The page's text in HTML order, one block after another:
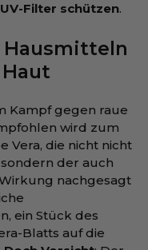
Filter schützen.
Hausmitteln
Kampf gegen raue
wird zum
Vera, die nicht nicht
der auch
nachgesagt
ein Stück des
Blatts auf die